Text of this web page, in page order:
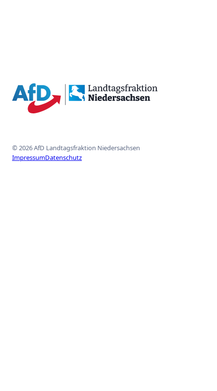
© 2026 AfD Landtagsfraktion Niedersachsen
ImpressumDatenschutz